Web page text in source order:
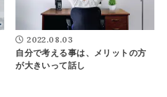
2022.08.03
自分で考える事は、メリットの方
が大きいって話し